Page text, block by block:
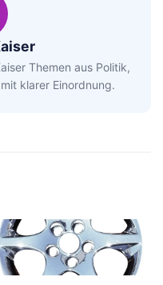
Themen aus Politik,
klarer Einordnung.